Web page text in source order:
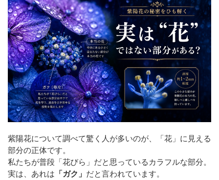
紫陽花について調べて驚く人が多いのが、「花」に見える
部分の正体です。
私たちが普段「花びら」だと思っているカラフルな部分。
実は、あれは 「ガク」 だと言われています。